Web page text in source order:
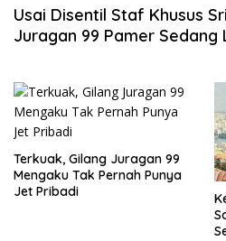
Usai Disentil Staf Khusus
Juragan 99 Pamer Sedang
Terkuak, Gilang Juragan 99
Mengaku Tak Pernah Punya
Jet Pribadi